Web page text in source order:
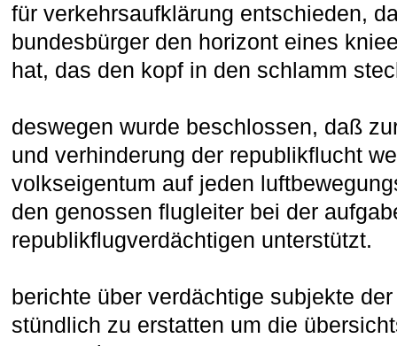
für verkehrsaufklärung entschieden,
bundesbürger den horizont eines
hat, das den kopf in den schlamm
deswegen wurde beschlossen, daß
und verhinderung der republikflucht
volkseigentum auf jeden
den genossen flugleiter bei der
republikflugverdächtigen unterstützt.
berichte über verdächtige subjekte
stündlich zu erstatten um die